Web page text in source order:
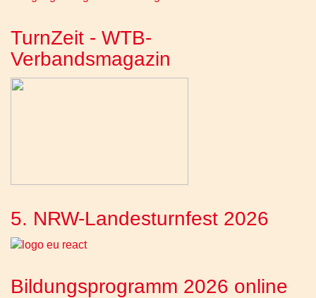
TurnZeit - WTB-
Verbandsmagazin
5. NRW-Landesturnfest 2026
Bildungsprogramm 2026 online